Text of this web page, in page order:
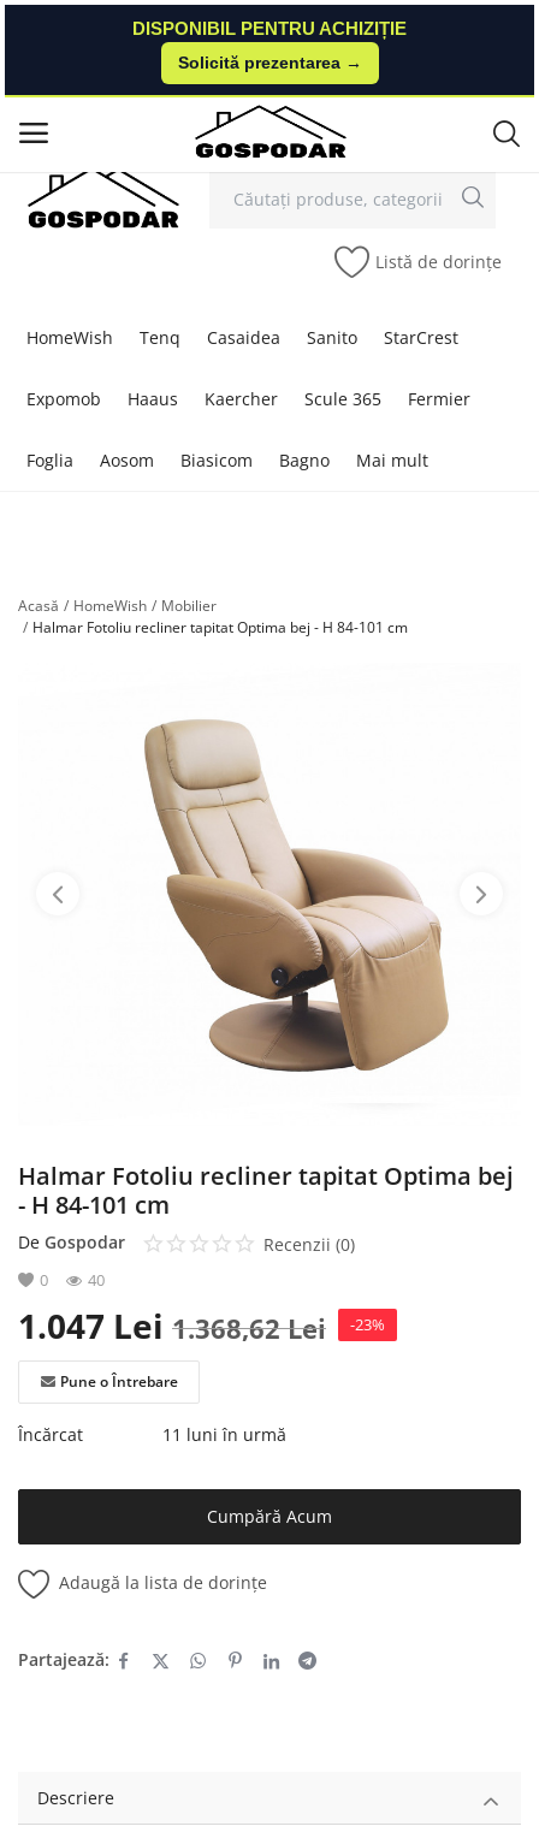
DISPONIBIL PENTRU ACHIZIȚIE
Solicită prezentarea →
Contact Autentificare Înregistrare
Listă de dorințe
HomeWish Tenq Casaidea Sanito StarCrest
Expomob Haaus Kaercher Scule 365 Fermier
Foglia Aosom Biasicom Bagno Mai mult
DISPONIBIL PENTRU ACHIZIȚIE
Solicită prezentarea →
Meniu principal
Categorii
Acasă HomeWish
Mobilier
Halmar Fotoliu recliner tapitat Optima bej - H 84-101 cm
Halmar Fotoliu recliner tapitat Optima bej
- H 84-101 cm
De Gospodar Recenzii (0)
0 40
1.047 Lei 1.368,62Lei -23%
Pune o Întrebare
Încărcat 11 luni în urmă
Cumpără Acum
Adaugă la lista de dorințe
Partajează:
Descriere